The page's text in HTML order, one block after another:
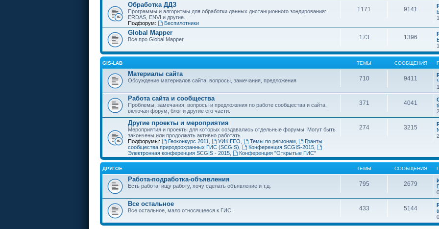
Обработка ДДЗ
Программы и алгоритмы для обработки данных дистанционного зондирования:
ERDAS, ENVI и другие.
Подфорум:
Беспилотники
1171 9141
Global Mapper
Все про Global Mapper 173 1396
GIS-LAB ТЕМЫ СООБЩЕНИЯ
Материалы сайта
Обсуждение материалов сайта: вопросы, замечания, предложения 710 9411
Работа сайта и сообщества
Проблемы, замечания, вопросы и предложения по работе сообщества и сайта,
включая форум, блог и другие его части.
371 4041
Другие проекты и мероприятия
Мероприятия и проекты для которых создавались отдельные форумы. Могут быть
закончены или продолжать активно работать.
Подфорумы:
Геоконкурс 2011 УИК ГЕО Темы по регионам
Гранты
сообщества природоохранных ГИС (SCGIS)
Конференция SCGIS-2015,
Электронная конференция SCGIS - 2015
Конференция "Открытые ГИС"
274 3215
ДРУГОЕ ТЕМЫ СООБЩЕНИЯ
Работа-подработка-объявления
Есть работа, ищу работу, хочу сделать объявление и т.д. 795 2679
Все остальное
Все остальное, мало относящееся к ГИС. 433 5144